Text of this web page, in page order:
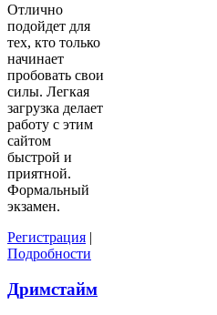
Отлично
подойдет для
тех, кто только
начинает
пробовать свои
силы. Легкая
загрузка делает
работу с этим
сайтом
быстрой и
приятной.
Формальный
экзамен.
Регистрация |
Подробности
Дримстайм